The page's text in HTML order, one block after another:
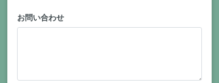
お問い合わせ